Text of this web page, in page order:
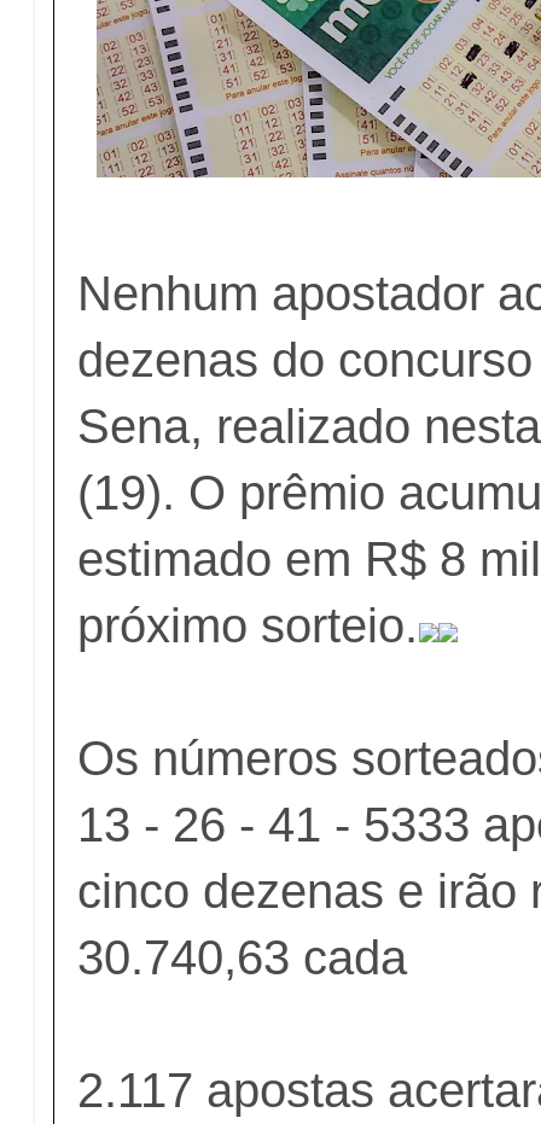
Nenhum apostador
dezenas do
Sena, realizado
(19). O prêmio
estimado em R$ 8
próximo sorteio.
Os números
13 - 26 - 41 - 5333
cinco dezenas e irão
30.740,63 cada
2.117 apostas